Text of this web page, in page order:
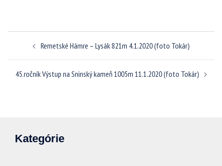
článkamiRemetské Hámre – Lysák 821m 4.1.2020 (foto Tokár)
45.ročník Výstup na Sninský kameň 1005m 11.1.2020 (foto Tokár)
Kategórie